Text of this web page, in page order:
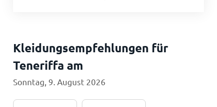
Kleidungsempfehlungen für
Teneriffa am
Sonntag, 9. August 2026